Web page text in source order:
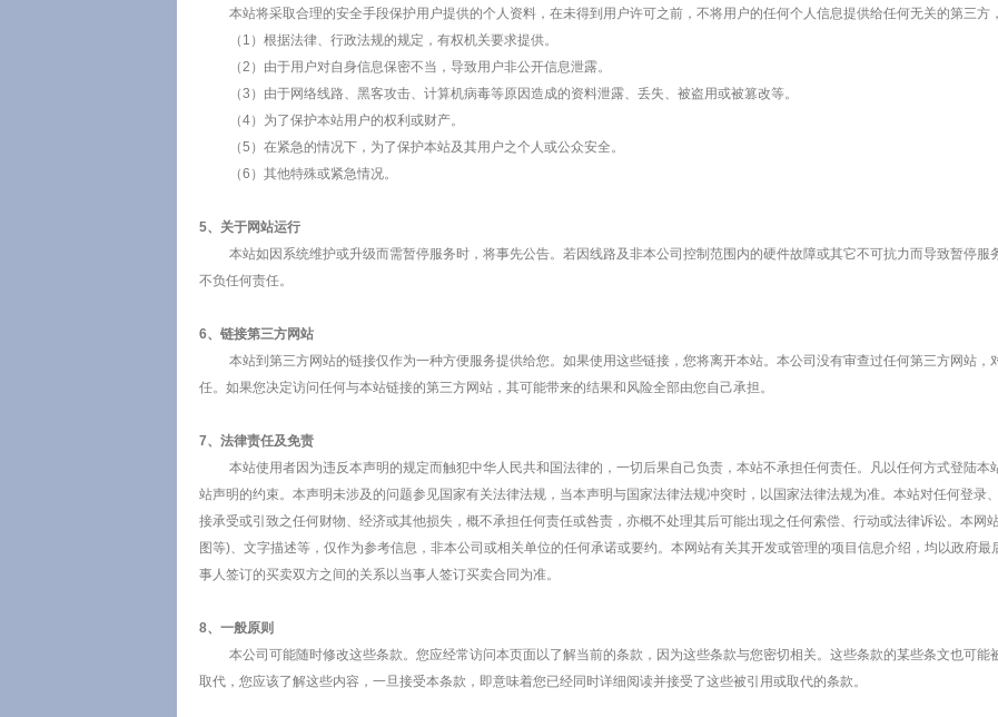
本站将采取合理的安全手段保护用户提供的个人资料，在未得到用户许可之前，不将用户的任何个人信息提供给任何无关的第三方
（1）根据法律、行政法规的规定，有权机关要求提供。
（2）由于用户对自身信息保密不当，导致用户非公开信息泄露。
（3）由于网络线路、黑客攻击、计算机病毒等原因造成的资料泄露、丢失、被盗用或被篡改等。
（4）为了保护本站用户的权利或财产。
（5）在紧急的情况下，为了保护本站及其用户之个人或公众安全。
（6）其他特殊或紧急情况。
5、关于网站运行
本站如因系统维护或升级而需暂停服务时，将事先公告。若因线路及非本公司控制范围内的硬件故障或其它不可抗力而导致暂停服
不负任何责任。
6、链接第三方网站
本站到第三方网站的链接仅作为一种方便服务提供给您。如果使用这些链接，您将离开本站。本公司没有审查过任何第三方网站，
任。如果您决定访问任何与本站链接的第三方网站，其可能带来的结果和风险全部由您自己承担。
7、法律责任及免责
本站使用者因为违反本声明的规定而触犯中华人民共和国法律的，一切后果自己负责，本站不承担任何责任。凡以任何方式登陆本
站声明的约束。本声明未涉及的问题参见国家有关法律法规，当本声明与国家法律法规冲突时，以国家法律法规为准。本站对任何登录
接承受或引致之任何财物、经济或其他损失，概不承担任何责任或咎责，亦概不处理其后可能出现之任何索偿、行动或法律诉讼。本网
图等)、文字描述等，仅作为参考信息，非本公司或相关单位的任何承诺或要约。本网站有关其开发或管理的项目信息介绍，均以政府
事人签订的买卖双方之间的关系以当事人签订买卖合同为准。
8、一般原则
本公司可能随时修改这些条款。您应经常访问本页面以了解当前的条款，因为这些条款与您密切相关。这些条款的某些条文也可能
取代，您应该了解这些内容，一旦接受本条款，即意味着您已经同时详细阅读并接受了这些被引用或取代的条款。